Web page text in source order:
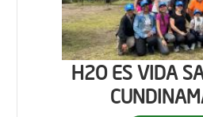
H2O ES VIDA